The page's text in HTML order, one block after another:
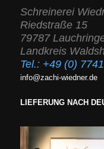
Schreinerei
Riedstraße 15
79787
Landkreis
Tel.: +49 (0)
info@zachi-wiedner.de
LIEFERUNG NACH